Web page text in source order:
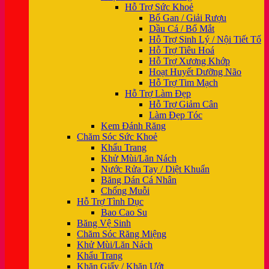
Hỗ Trợ Sức Khoẻ
Bổ Gan / Giải Rượu
Dầu Cá / Bổ Mắt
Hỗ Trợ Sinh Lý / Nội Tiết Tố
Hỗ Trợ Tiêu Hoá
Hỗ Trợ Xương Khớp
Hoạt Huyết Dưỡng Não
Hỗ Trợ Tim Mạch
Hỗ Trợ Làm Đẹp
Hỗ Trợ Giảm Cân
Làm Đẹp Tóc
Kem Đánh Răng
Chăm Sóc Sức Khoẻ
Khẩu Trang
Khử Mùi/Lăn Nách
Nước Rửa Tay / Diệt Khuẩn
Băng Dán Cá Nhân
Chống Muỗi
Hỗ Trợ Tình Dục
Bao Cao Su
Băng Vệ Sinh
Chăm Sóc Răng Miệng
Khử Mùi/Lăn Nách
Khẩu Trang
Khăn Giấy / Khăn Ướt